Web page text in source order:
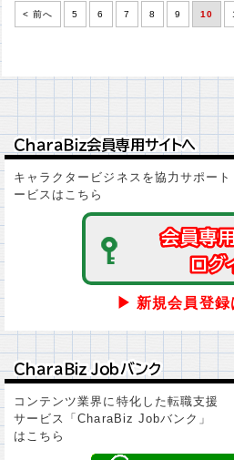
< 前へ 5 6 7 8 9 10
ＣｈａｒａＢｉｚ会員専用サイトへ
ＣｈａｒａＢｉｚ会員専用サイトへ
キャラクタービジネスを協力サポー
ービスはこちら
会員専
会員専
ログ
ログ
▶ 新規会員登録
ＣｈａｒａＢｉｚ Ｊｏｂバンク
ＣｈａｒａＢｉｚ Ｊｏｂバンク
コンテンツ業界に特化した転職支援
サービス「CharaBiz Jobバンク」
はこちら